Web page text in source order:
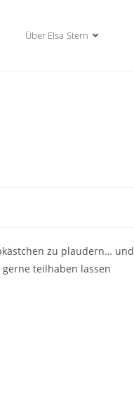
Über Elsa Stern
zu plaudern… und
teilhaben lassen